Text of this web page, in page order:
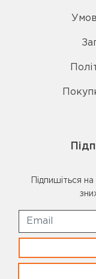
Підпишіться